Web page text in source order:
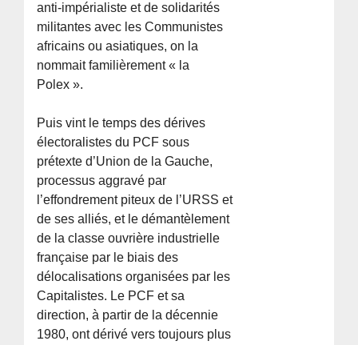
anti-impérialiste et de solidarités
militantes avec les Communistes
africains ou asiatiques, on la
nommait familièrement « la
Polex ».
Puis vint le temps des dérives
électoralistes du PCF sous
prétexte d’Union de la Gauche,
processus aggravé par
l’effondrement piteux de l’URSS et
de ses alliés, et le démantèlement
de la classe ouvrière industrielle
française par le biais des
délocalisations organisées par les
Capitalistes. Le PCF et sa
direction, à partir de la décennie
1980, ont dérivé vers toujours plus